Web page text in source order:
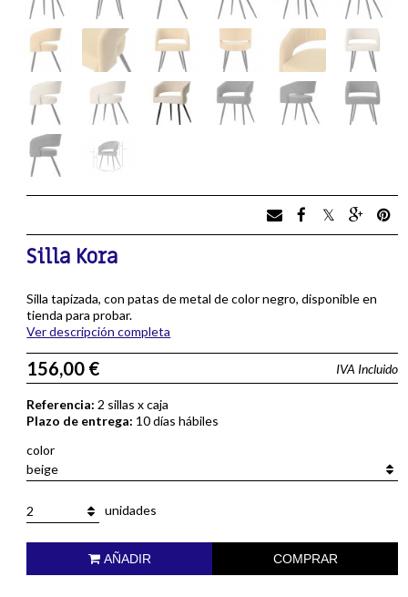
Silla Kora
Silla tapizada, con patas de metal de color negro, disponible en
tienda para probar.
Ver descripción completa
156,00 € IVA Incluido
Referencia:2 sillas x caja
Plazo de entrega: 10 días hábiles
color
beige
2 unidades
AÑADIR COMPRAR